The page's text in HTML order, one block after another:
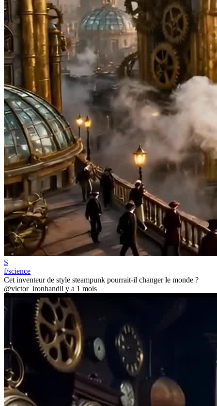
S
f/science
Cet inventeur de style steampunk pourrait-il changer le monde ?
@victor_ironhandil y a 1 mois